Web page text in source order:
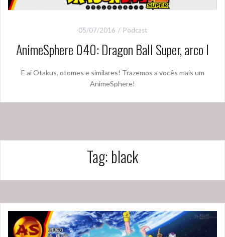
05/07/2016 Podcast
AnimeSphere 040: Dragon Ball Super, arco I
E aí Otakus, otomes e similares! Trazemos a vocês mais um
AnimeSphere!
Tag: black